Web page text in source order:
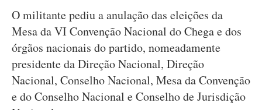
O militante pediu a anulação das eleições da
Mesa da VI Convenção Nacional do Chega e dos
órgãos nacionais do partido, nomeadamente
presidente da Direção Nacional, Direção
Nacional, Conselho Nacional, Mesa da Convenção
e do Conselho Nacional e Conselho de Jurisdição